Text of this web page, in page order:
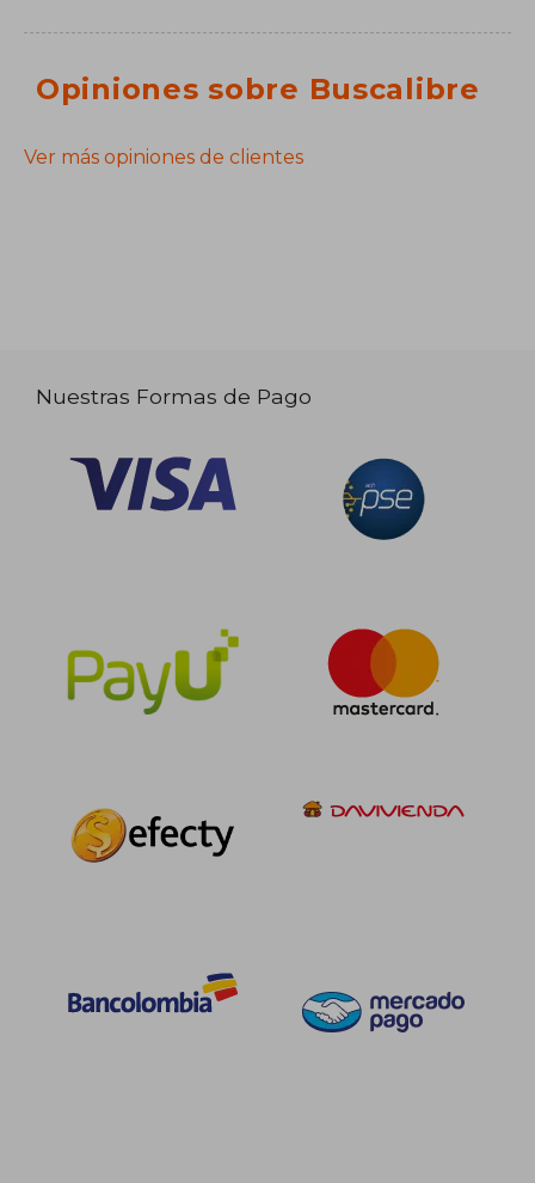
Opiniones sobre Buscalibre
Ver más opiniones de clientes
Nuestras Formas de Pago